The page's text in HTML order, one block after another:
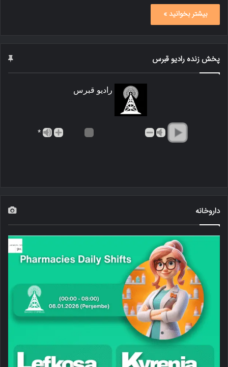
بیشتر بخوانید »
پخش زنده رادیو قبرس
رادیو قبرس
*
داروخانه